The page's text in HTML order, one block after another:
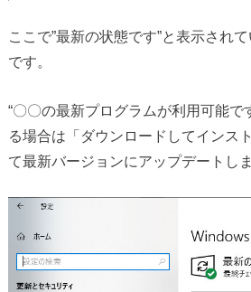
ここで”最新の状態です”と表示され
です。
“〇〇の最新プログラムが利用可能で
る場合は「ダウンロードしてインス
て最新バージョンにアップデートし